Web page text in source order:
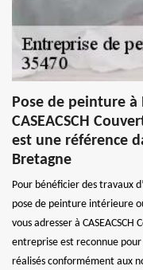
Pose de peinture à
CASEACSCH
est une référence
Bretagne
Pour bénéficier des travaux
pose de peinture intérieure
vous adresser à
entreprise est reconnue
réalisés conformément aux